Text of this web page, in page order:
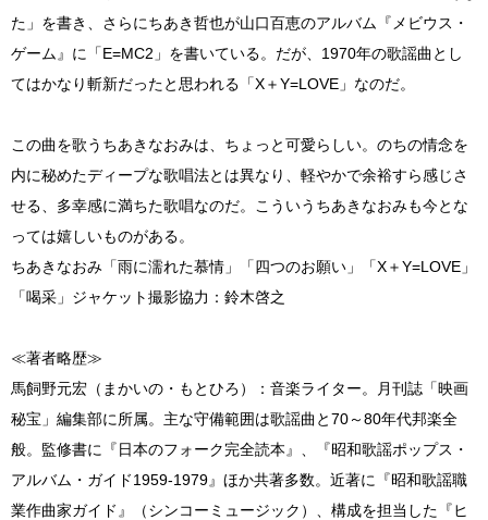
た」を書き、さらにちあき哲也が山口百恵のアルバム『メビウス・
ゲーム』に「E=MC2」を書いている。だが、1970年の歌謡曲とし
てはかなり斬新だったと思われる「X＋Y=LOVE」なのだ。
この曲を歌うちあきなおみは、ちょっと可愛らしい。のちの情念を
内に秘めたディープな歌唱法とは異なり、軽やかで余裕すら感じさ
せる、多幸感に満ちた歌唱なのだ。こういうちあきなおみも今とな
っては嬉しいものがある。
ちあきなおみ「雨に濡れた慕情」「四つのお願い」「X＋Y=LOVE」
「喝采」ジャケット撮影協力：鈴木啓之
≪著者略歴≫
馬飼野元宏（まかいの・もとひろ）：音楽ライター。月刊誌「映画
秘宝」編集部に所属。主な守備範囲は歌謡曲と70～80年代邦楽全
般。監修書に『日本のフォーク完全読本』、『昭和歌謡ポップス・
アルバム・ガイド1959-1979』ほか共著多数。近著に『昭和歌謡職
業作曲家ガイド』（シンコーミュージック）、構成を担当した『ヒ